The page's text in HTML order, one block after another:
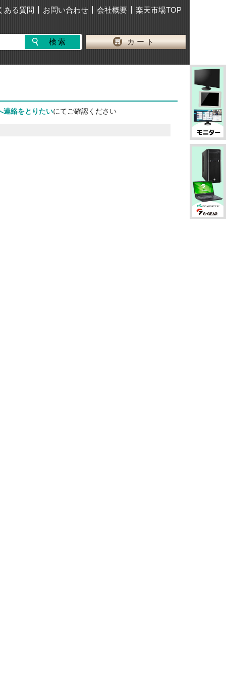
ある質問 お問い合わせ 会社概要 楽天市場TOP
カート
連絡をとりたいにてご確認ください